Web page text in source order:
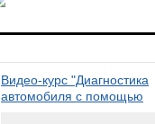
Видео-курс "Диагностика
автомобиля с помощью